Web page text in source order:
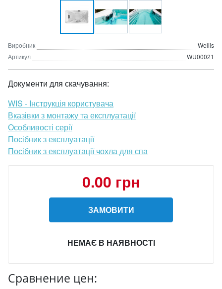
Виробник
Wellis
Артикул
WU00021
Документи для скачування:
WIS - Інструкція користувача
Вказівки з монтажу та експлуатації
Особливості серії
Посібник з експлуатації
Посібник з експлуатації чохла для спа
0.00 грн
ЗАМОВИТИ
НЕМАЄ В НАЯВНОСТІ
Сравнение цен: